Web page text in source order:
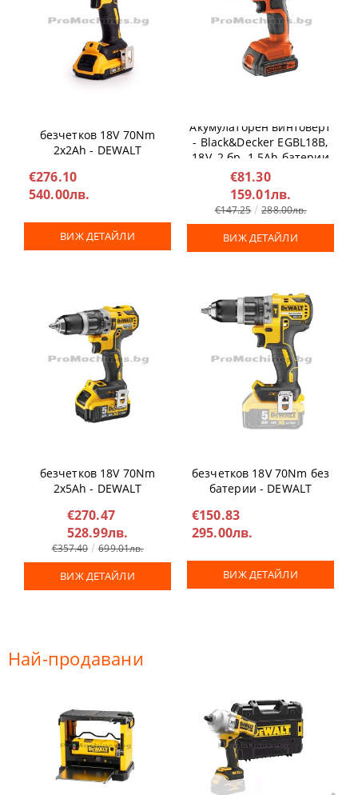
безчетков 18V 70Nm
2x2Ah - DEWALT
€276.10
540.00лв.
ВИЖ ДЕТАЙЛИ
Акумулаторен винтоверт
- Black&Decker EGBL18B,
18V, 2 бр. 1.5Ah батерии
€81.30
159.01лв.
€147.25 288.00лв.
ВИЖ ДЕТАЙЛИ
безчетков 18V 70Nm
2x5Ah - DEWALT
€270.47
528.99лв.
€357.40 699.01лв.
ВИЖ ДЕТАЙЛИ
безчетков 18V 70Nm без
батерии - DEWALT
€150.83
295.00лв.
ВИЖ ДЕТАЙЛИ
Най-продавани